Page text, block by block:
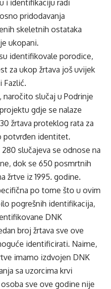
i identifikaciju radi
pridodavanja
skeletnih ostataka
ukopani.
identifikovale porodice,
za ukop žrtava još uvijek
Fazlić.
naročito slučaj u Podrinje
gdje se nalaze
žrtava proteklog rata za
potvrđen identitet.
slučajeva se odnose na
dok se 650 posmrtnih
žrtve iz 1995. godine.
po tome što u ovim
pogrešnih identifikacija,
DNK
broj žrtava sve ove
identificirati. Naime,
imamo izdvojen DNK
sa uzorcima krvi
sve ove godine nije